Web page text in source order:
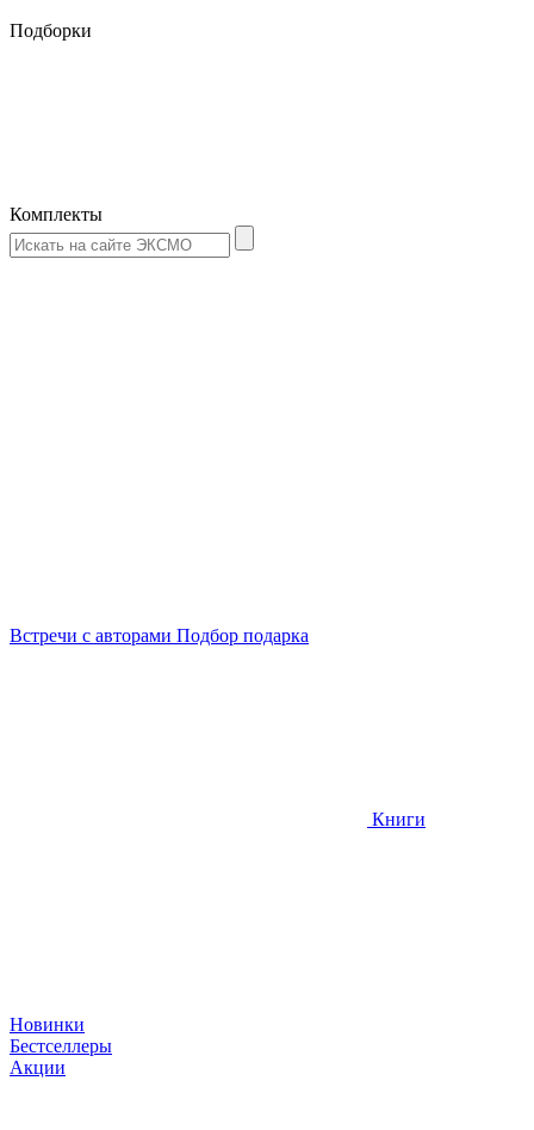
Подборки
Комплекты
Встречи с авторами Подбор подарка
Книги
Новинки
Бестселлеры
Акции